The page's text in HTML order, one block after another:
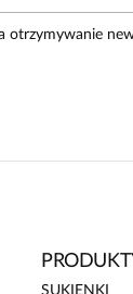
otrzymywanie
SUKIENKI